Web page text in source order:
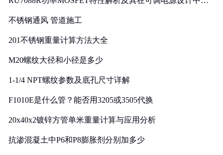
不锈钢通风 管道施工
201不锈钢重量计算方法大全
M20螺纹大径和小径是多少
1-1/4 NPT螺纹参数及底孔尺寸详解
F1010E是什么管？能否用3205或3505代换
20x40x2镀锌方管单米重量计算与应用分析
抗渗混凝土中P6和P8膨胀剂分别加多少